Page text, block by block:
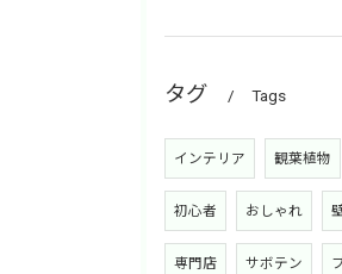
タグ Tags
インテリア 観葉植物
初心者 おしゃれ
専門店 サボテン